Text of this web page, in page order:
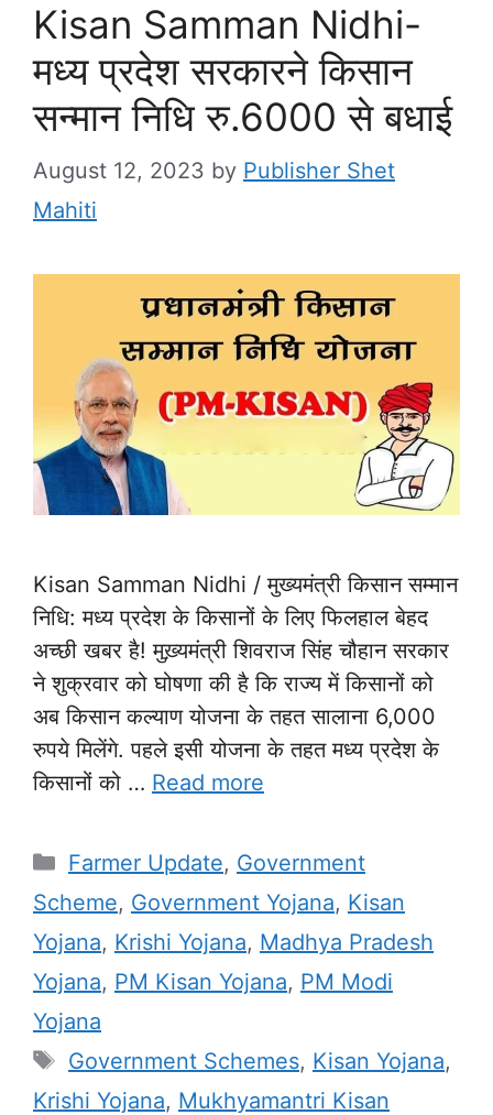
Kisan Samman Nidhi-
मध्य प्रदेश सरकारने किसान
सन्मान निधि रु.6000 से बधाई
August 12, 2023 by Publisher Shet
Mahiti
Kisan Samman Nidhi / मुख्यमंत्री किसान सम्मान
निधि: मध्य प्रदेश के किसानों के लिए फिलहाल बेहद
अच्छी खबर है! मुख़्यमंत्री शिवराज सिंह चौहान सरकार
ने शुक्रवार को घोषणा की है कि राज्य में किसानों को
अब किसान कल्याण योजना के तहत सालाना 6,000
रुपये मिलेंगे. पहले इसी योजना के तहत मध्य प्रदेश के
किसानों को … Read more
Categories
Farmer Update, Government
Scheme, Government Yojana, Kisan
Yojana, Krishi Yojana, Madhya Pradesh
Yojana, PM Kisan Yojana, PM Modi
Yojana
Tags
Government Schemes, Kisan Yojana,
Krishi Yojana, Mukhyamantri Kisan